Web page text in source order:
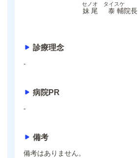
妹尾 泰輔
セノオ タイスケ
院長
診療理念
-
病院PR
-
備考
備考はありません。